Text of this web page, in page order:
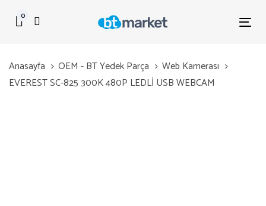
Skip
0
Anasayfa
OEM - BT Yedek Parça
Web Kamerası
EVEREST SC-825 300K 480P LEDLİ USB WEBCAM